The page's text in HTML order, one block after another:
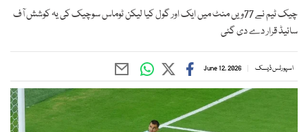
چیک ٹیم نے 77ویں منٹ میں ایک اور گول کیا لیکن ٹوماس سوچیک کی یہ کوشش آف
سائیڈ قرار دے دی گئی
اسپورٹس ڈیسک June 12, 2026